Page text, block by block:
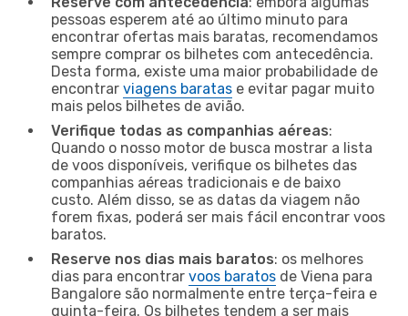
pessoas esperem até ao último minuto para
encontrar ofertas mais baratas, recomendamos
sempre comprar os bilhetes com antecedência.
Desta forma, existe uma maior probabilidade de
encontrar viagens baratas e evitar pagar muito
mais pelos bilhetes de avião.
Verifique todas as companhias aéreas:
Quando o nosso motor de busca mostrar a lista
de voos disponíveis, verifique os bilhetes das
companhias aéreas tradicionais e de baixo
custo. Além disso, se as datas da viagem não
forem fixas, poderá ser mais fácil encontrar voos
baratos.
Reserve nos dias mais baratos: os melhores
dias para encontrar voos baratos de Viena para
Bangalore são normalmente entre terça-feira e
quinta-feira. Os bilhetes tendem a ser mais